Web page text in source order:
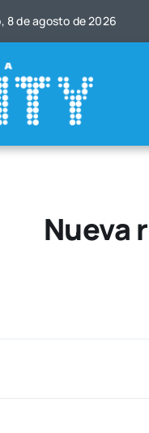
8 de agos­to de 2026
Nueva